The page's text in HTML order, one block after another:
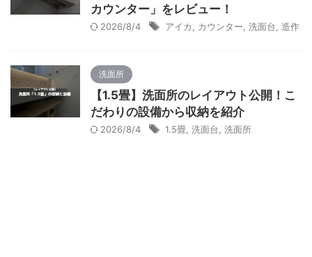
カウンター」をレビュー！
2026/8/4 アイカ カウンター 洗面台 造作
洗面所
【1.5畳】洗面所のレイアウト公開！こ
だわりの設備から収納を紹介
2026/8/4 1.5畳 洗面台 洗面所